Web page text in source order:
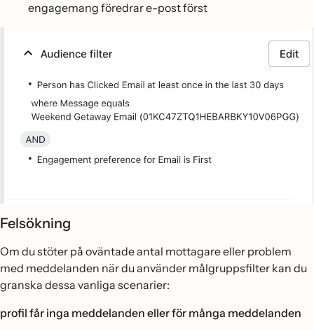
engagemang föredrar e-post först
Felsökning
Om du stöter på oväntade antal mottagare eller problem
med meddelanden när du använder målgruppsfilter kan du
granska dessa vanliga scenarier:
profil får inga meddelanden eller för många meddelanden